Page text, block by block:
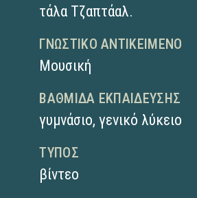
τάλα Τζαπτάαλ.
ΓΝΩΣΤΙΚΌ ΑΝΤΙΚΕΊΜΕΝΟ
Μουσική
ΒΑΘΜΊΔΑ ΕΚΠΑΊΔΕΥΣΗΣ
γυμνάσιο,γενικό λύκειο
ΤΎΠΟΣ
βίντεο